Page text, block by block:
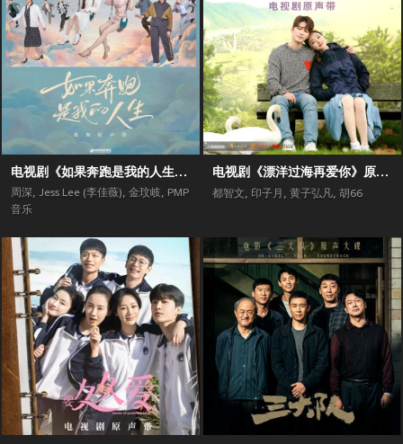
电视剧《如果奔跑是我的人生》原声带
周深, Jess Lee (李佳薇), 金玟岐, PMP
音乐
电视剧《漂洋过海再爱你》原声带
都智文, 印子月 , 黄子弘凡, 胡66